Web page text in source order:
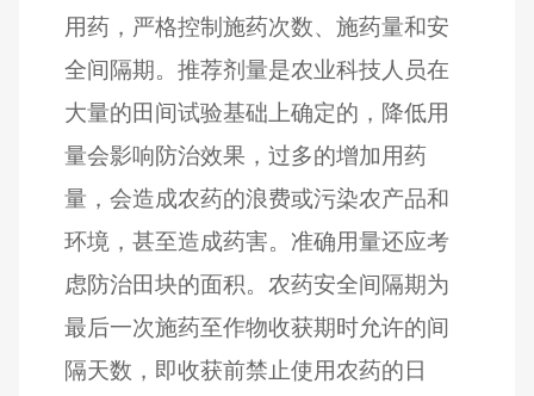
用药，严格控制施药次数、施药量和安
全间隔期。推荐剂量是农业科技人员在
大量的田间试验基础上确定的，降低用
量会影响防治效果，过多的增加用药
量，会造成农药的浪费或污染农产品和
环境，甚至造成药害。准确用量还应考
虑防治田块的面积。农药安全间隔期为
最后一次施药至作物收获期时允许的间
隔天数，即收获前禁止使用农药的日